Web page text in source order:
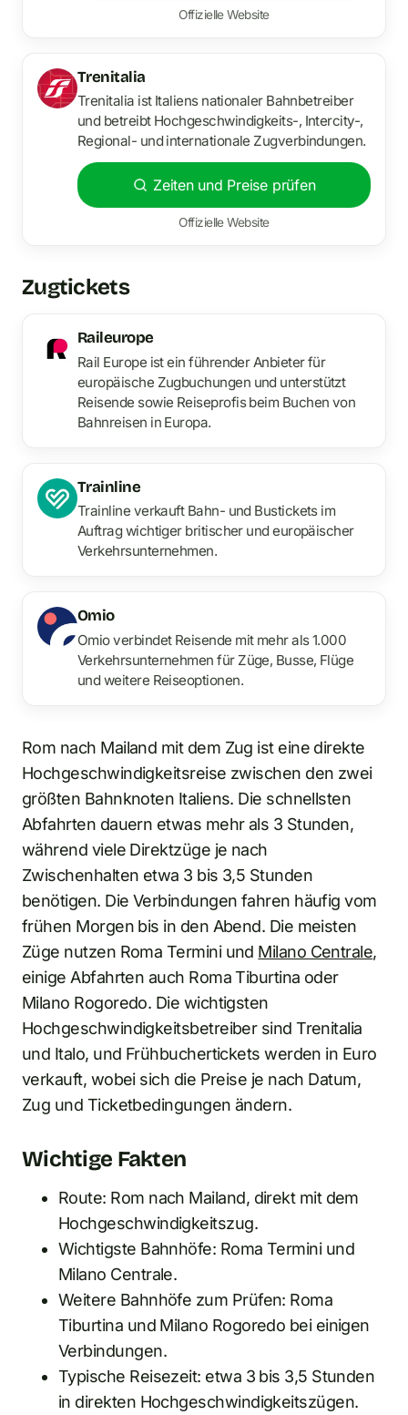
Offizielle Website
Trenitalia
Trenitalia ist Italiens nationaler Bahnbetreiber
und betreibt Hochgeschwindigkeits-, Intercity-,
Regional- und internationale Zugverbindungen.
Zeiten und Preise prüfen
Offizielle Website
Zugtickets
Raileurope
Rail Europe ist ein führender Anbieter für
europäische Zugbuchungen und unterstützt
Reisende sowie Reiseprofis beim Buchen von
Bahnreisen in Europa.
Trainline
Trainline verkauft Bahn- und Bustickets im
Auftrag wichtiger britischer und europäischer
Verkehrsunternehmen.
Omio
Omio verbindet Reisende mit mehr als 1.000
Verkehrsunternehmen für Züge, Busse, Flüge
und weitere Reiseoptionen.
Rom nach Mailand mit dem Zug ist eine direkte
Hochgeschwindigkeitsreise zwischen den zwei
größten Bahnknoten Italiens. Die schnellsten
Abfahrten dauern etwas mehr als 3 Stunden,
während viele Direktzüge je nach
Zwischenhalten etwa 3 bis 3,5 Stunden
benötigen. Die Verbindungen fahren häufig vom
frühen Morgen bis in den Abend. Die meisten
Züge nutzen Roma Termini und Milano Centrale,
einige Abfahrten auch Roma Tiburtina oder
Milano Rogoredo. Die wichtigsten
Hochgeschwindigkeitsbetreiber sind Trenitalia
und Italo, und Frühbuchertickets werden in Euro
verkauft, wobei sich die Preise je nach Datum,
Zug und Ticketbedingungen ändern.
Wichtige Fakten
Route: Rom nach Mailand, direkt mit dem
Hochgeschwindigkeitszug.
Wichtigste Bahnhöfe: Roma Termini und
Milano Centrale.
Weitere Bahnhöfe zum Prüfen: Roma
Tiburtina und Milano Rogoredo bei einigen
Verbindungen.
Typische Reisezeit: etwa 3 bis 3,5 Stunden
in direkten Hochgeschwindigkeitszügen.